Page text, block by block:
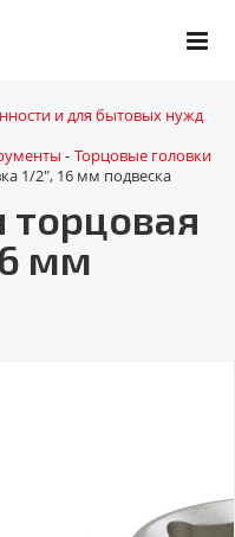
и для бытовых нужд
- Торцовые головки
1/2", 16 мм подвеска
торцовая
мм